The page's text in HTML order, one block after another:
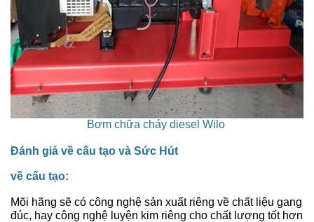
Bơm chữa cháy diesel Wilo
Đánh giá về cấu tạo và Sức Hút
về cấu tạo:
Mõi hãng sẽ có công nghệ sản xuất riêng về chất liệu gang
đúc, hay công nghệ luyện kim riêng cho chất lượng tốt hơn